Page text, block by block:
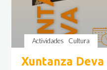
Actividades Cultura
Xuntanza Deva